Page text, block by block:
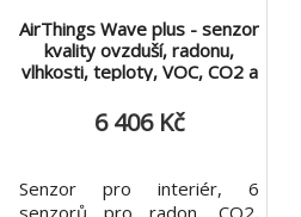
AirThings Wave plus - senzor
kvality ovzduší, radonu,
vlhkosti, teploty, VOC, CO2 a
6 406 Kč
Senzor pro interiér, 6
senzorů pro radon, CO2,